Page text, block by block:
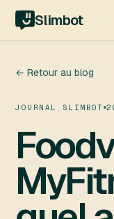
Slimbot
← Retour au blog
JOURNAL SLIMBOT